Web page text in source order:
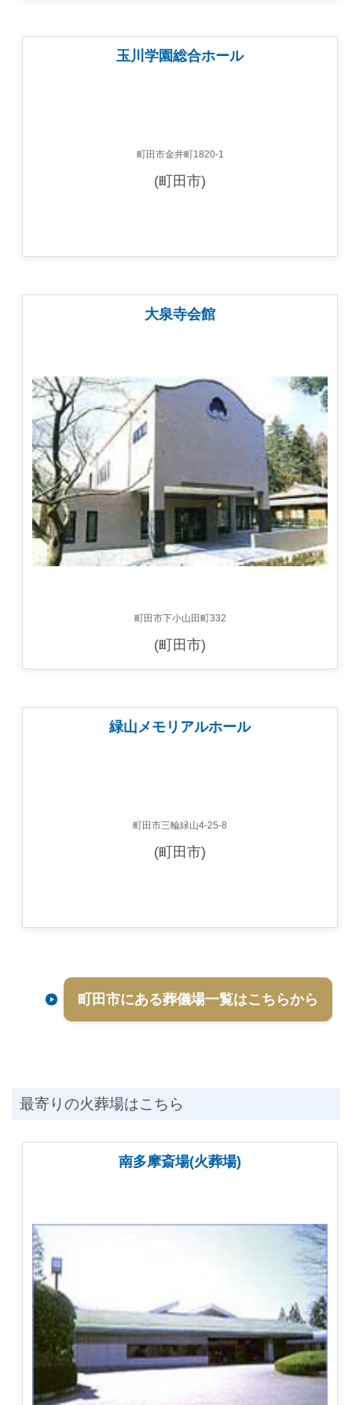
玉川学園総合ホール
町田市金井町1820-1
(町田市)
大泉寺会館
町田市下小山田町332
(町田市)
緑山メモリアルホール
町田市三輪緑山4-25-8
(町田市)
町田市にある葬儀場一覧はこちらから
最寄りの火葬場はこちら
南多摩斎場(火葬場)